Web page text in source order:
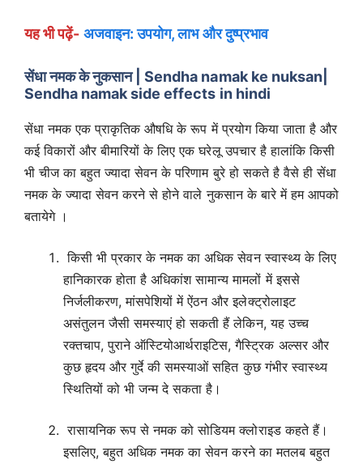
यह भी पढ़ें- अजवाइन: उपयोग, लाभ और दुष्प्रभाव
सेंधा नमक के नुकसान | Sendha namak ke nuksan|
Sendha namak side effects in hindi
सेंधा नमक एक प्राकृतिक औषधि के रूप में प्रयोग किया जाता है और
कई विकारों और बीमारियों के लिए एक घरेलू उपचार है हालांकि किसी
भी चीज का बहुत ज्यादा सेवन के परिणाम बुरे हो सकते है वैसे ही सेंधा
नमक के ज्यादा सेवन करने से होने वाले नुकसान के बारे में हम आपको
बतायेगे ।
किसी भी प्रकार के नमक का अधिक सेवन स्वास्थ्य के लिए
हानिकारक होता है अधिकांश सामान्य मामलों में इससे
निर्जलीकरण, मांसपेशियों में ऐंठन और इलेक्ट्रोलाइट
असंतुलन जैसी समस्याएं हो सकती हैं लेकिन, यह उच्च
रक्तचाप, पुराने ऑस्टियोआर्थराइटिस, गैस्ट्रिक अल्सर और
कुछ हृदय और गुर्दे की समस्याओं सहित कुछ गंभीर स्वास्थ्य
स्थितियों को भी जन्म दे सकता है।
रासायनिक रूप से नमक को सोडियम क्लोराइड कहते हैं।
इसलिए, बहुत अधिक नमक का सेवन करने का मतलब बहुत